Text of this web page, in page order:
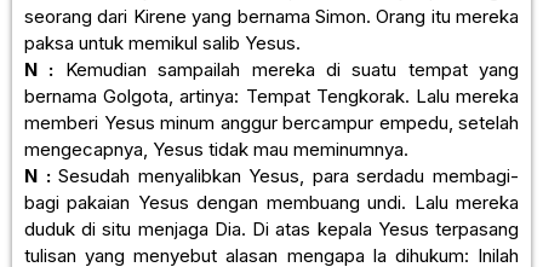
seorang dari Kirene yang bernama Simon. Orang itu mereka
paksa untuk memikul salib Yesus.
N : Kemudian sampailah mereka di suatu tempat yang
bernama Golgota, artinya: Tempat Tengkorak. Lalu mereka
memberi Yesus minum anggur bercampur empedu, setelah
mengecapnya, Yesus tidak mau meminumnya.
N :Sesudah menyalibkan Yesus, para serdadu membagi-
bagi pakaian Yesus dengan membuang undi. Lalu mereka
duduk di situ menjaga Dia. Di atas kepala Yesus terpasang
tulisan yang menyebut alasan mengapa la dihukum: Inilah